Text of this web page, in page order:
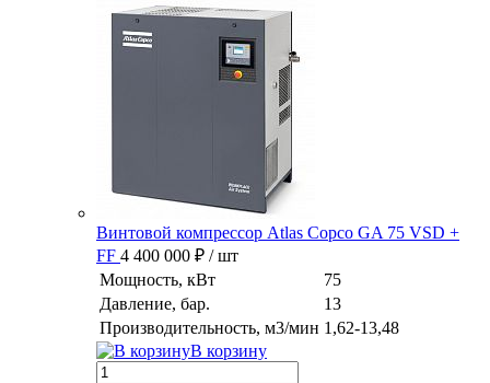
Винтовой компрессор Atlas Copco GA 75 VSD +
FF 4 400 000 ₽ / шт
Мощность, кВт
75
Давление, бар.
13
Производительность, м3/мин 1,62-13,48
В корзину